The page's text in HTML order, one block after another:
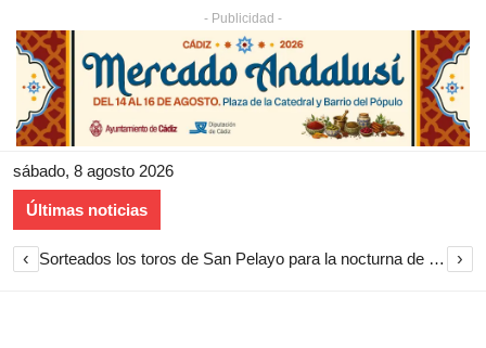
- Publicidad -
sábado, 8 agosto 2026
Últimas noticias
‹ Sorteados los toros de San Pelayo para la nocturna de rejones en El Puerto de Santa María ›